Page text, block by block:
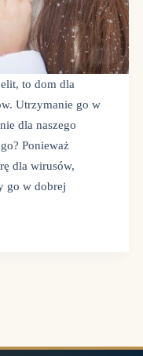
to dom dla
Utrzymanie go w
dla naszego
Ponieważ
dla wirusów,
go w dobrej